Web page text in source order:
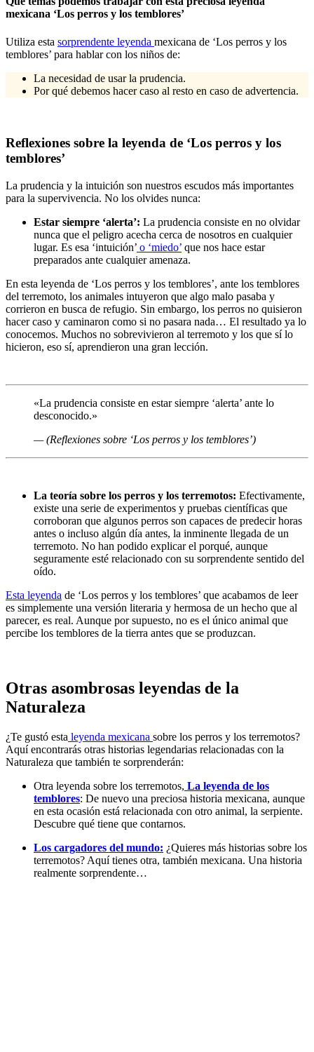
mexicana ‘Los perros y los temblores’
Utiliza esta sorprendente leyenda mexicana de ‘Los perros y los
temblores’ para hablar con los niños de:
La necesidad de usar la prudencia.
Por qué debemos hacer caso al resto en caso de advertencia.
Reflexiones sobre la leyenda de ‘Los perros y los
temblores’
La prudencia y la intuición son nuestros escudos más importantes
para la supervivencia. No los olvides nunca:
Estar siempre ‘alerta’: La prudencia consiste en no olvidar
nunca que el peligro acecha cerca de nosotros en cualquier
lugar. Es esa ‘intuición’ o ‘miedo’ que nos hace estar
preparados ante cualquier amenaza.
En esta leyenda de ‘Los perros y los temblores’, ante los temblores
del terremoto, los animales intuyeron que algo malo pasaba y
corrieron en busca de refugio. Sin embargo, los perros no quisieron
hacer caso y caminaron como si no pasara nada… El resultado ya lo
conocemos. Muchos no sobrevivieron al terremoto y los que sí lo
hicieron, eso sí, aprendieron una gran lección.
«La prudencia consiste en estar siempre ‘alerta’ ante lo
desconocido.»
— (Reflexiones sobre ‘Los perros y los temblores’)
La teoría sobre los perros y los terremotos: Efectivamente,
existe una serie de experimentos y pruebas científicas que
corroboran que algunos perros son capaces de predecir horas
antes o incluso algún día antes, la inminente llegada de un
terremoto. No han podido explicar el porqué, aunque
seguramente esté relacionado con su sorprendente sentido del
oído.
Esta leyenda de ‘Los perros y los temblores’ que acabamos de leer
es simplemente una versión literaria y hermosa de un hecho que al
parecer, es real. Aunque por supuesto, no es el único animal que
percibe los temblores de la tierra antes que se produzcan.
Otras asombrosas leyendas de la
Naturaleza
¿Te gustó esta leyenda mexicana sobre los perros y los terremotos?
Aquí encontrarás otras historias legendarias relacionadas con la
Naturaleza que también te sorprenderán:
Otra leyenda sobre los terremotos, La leyenda de los
temblores: De nuevo una preciosa historia mexicana, aunque
en esta ocasión está relacionada con otro animal, la serpiente.
Descubre qué tiene que contarnos.
Los cargadores del mundo: ¿Quieres más historias sobre los
terremotos? Aquí tienes otra, también mexicana. Una historia
realmente sorprendente…